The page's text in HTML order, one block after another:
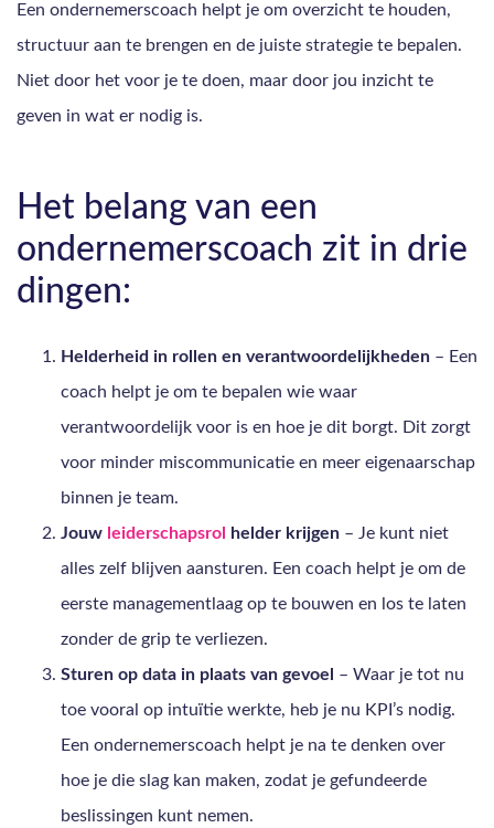
Een ondernemerscoach helpt je om overzicht te houden,
structuur aan te brengen en de juiste strategie te bepalen.
Niet door het voor je te doen, maar door jou inzicht te
geven in wat er nodig is.
Het belang van een
ondernemerscoach zit in drie
dingen:
Helderheid in rollen en verantwoordelijkheden – Een
coach helpt je om te bepalen wie waar
verantwoordelijk voor is en hoe je dit borgt. Dit zorgt
voor minder miscommunicatie en meer eigenaarschap
binnen je team.
Jouw leiderschapsrol helder krijgen – Je kunt niet
alles zelf blijven aansturen. Een coach helpt je om de
eerste managementlaag op te bouwen en los te laten
zonder de grip te verliezen.
Sturen op data in plaats van gevoel
– Waar je tot nu
toe vooral op intuïtie werkte, heb je nu KPI’s nodig.
Een ondernemerscoach helpt je na te denken over
hoe je die slag kan maken, zodat je gefundeerde
beslissingen kunt nemen.